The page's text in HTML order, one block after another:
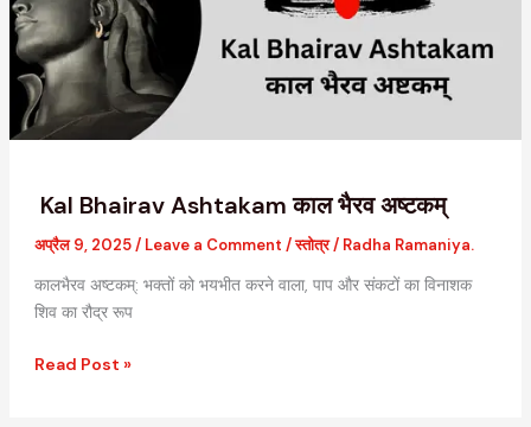
Kal Bhairav Ashtakam काल भैरव अष्टकम्
अप्रैल 9, 2025/ Leave a Comment /स्तोत्र/ Radha Ramaniya.
कालभैरव अष्टकम्: भक्तों को भयभीत करने वाला, पाप और संकटों का विनाशक
शिव का रौद्र रूप
भैरव
अष्टकम्
Read Post »